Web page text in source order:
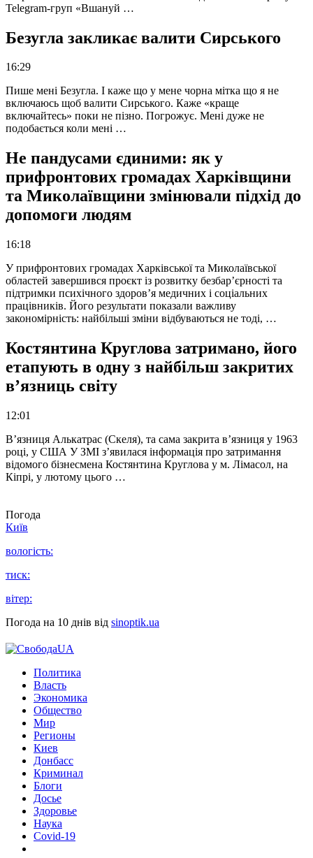
Telegram-груп «Вшануй …
Безугла закликає валити Сирського
16:29
Пише мені Безугла. І каже що у мене чорна мітка що я не
включаюсь щоб валити Сирського. Каже «краще
включайтесь» поки не пізно. Погрожує. Мені дуже не
подобається коли мені …
Не пандусами єдиними: як у
прифронтових громадах Харківщини
та Миколаївщини змінювали підхід до
допомоги людям
16:18
У прифронтових громадах Харківської та Миколаївської
областей завершився проєкт із розвитку безбар’єрності та
підтримки психічного здоров’я медичних і соціальних
працівників. Його результати показали важливу
закономірність: найбільші зміни відбуваються не тоді, …
Костянтина Круглова затримано, його
етапують в одну з найбільш закритих
в’язниць світу
12:01
В’язниця Алькатрас (Скеля), та сама закрита в’язниця у 1963
році, у США У ЗМІ з’явилася інформація про затримання
відомого бізнесмена Костянтина Круглова у м. Лімасол, на
Кіпрі, у лютому цього …
Погода
Київ
вологість:
тиск:
вітер:
Погода на 10 днів від sinoptik.ua
Политика
Власть
Экономика
Общество
Мир
Регионы
Киев
Донбасс
Криминал
Блоги
Досье
Здоровье
Наука
Covid-19